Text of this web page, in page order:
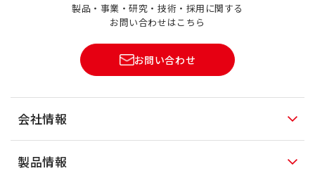
製品・事業・研究・技術・採用に関する
お問い合わせはこちら
お問い合わせ
会社情報
製品情報